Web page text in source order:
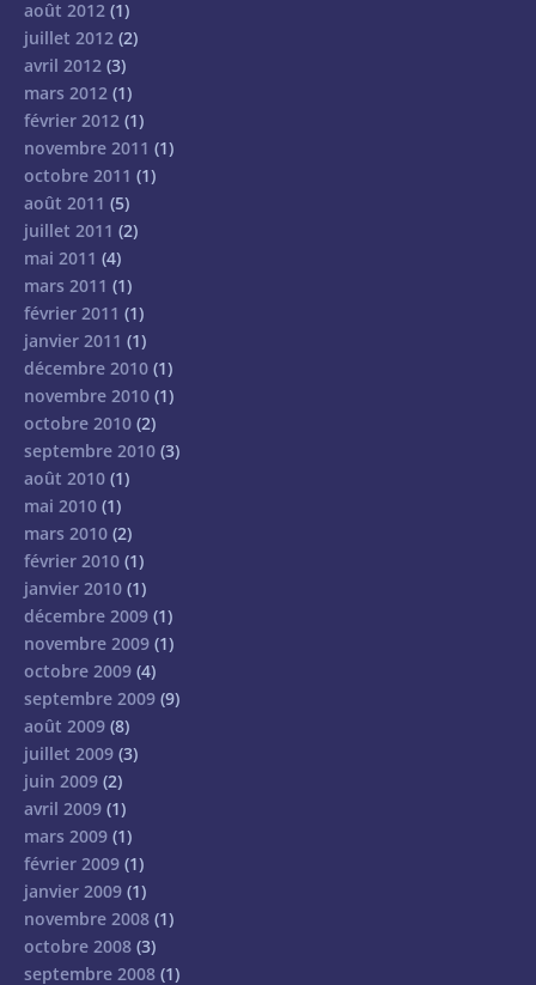
août 2012 (1)
juillet 2012 (2)
avril 2012 (3)
mars 2012 (1)
février 2012 (1)
novembre 2011 (1)
octobre 2011 (1)
août 2011 (5)
juillet 2011 (2)
mai 2011 (4)
mars 2011 (1)
février 2011 (1)
janvier 2011 (1)
décembre 2010 (1)
novembre 2010 (1)
octobre 2010 (2)
septembre 2010 (3)
août 2010 (1)
mai 2010 (1)
mars 2010 (2)
février 2010 (1)
janvier 2010 (1)
décembre 2009 (1)
novembre 2009 (1)
octobre 2009 (4)
septembre 2009 (9)
août 2009 (8)
juillet 2009 (3)
juin 2009 (2)
avril 2009 (1)
mars 2009 (1)
février 2009 (1)
janvier 2009 (1)
novembre 2008 (1)
octobre 2008 (3)
septembre 2008 (1)